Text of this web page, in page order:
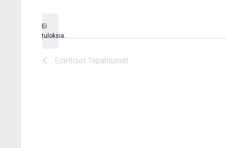
Notice
Ei
tuloksia.
Edelliset Tapahtumat